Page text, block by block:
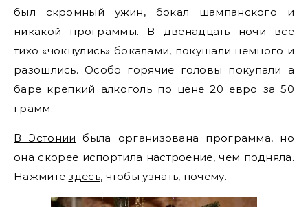
был скромный ужин, бокал шампанского и
никакой программы. В двенадцать ночи все
тихо «чокнулись» бокалами, покушали немного и
разошлись. Особо горячие головы покупали а
баре крепкий алкоголь по цене 20 евро за 50
грамм.
В Эстонии была организована программа, но
она скорее испортила настроение, чем подняла.
Нажмитездесь, чтобы узнать, почему.